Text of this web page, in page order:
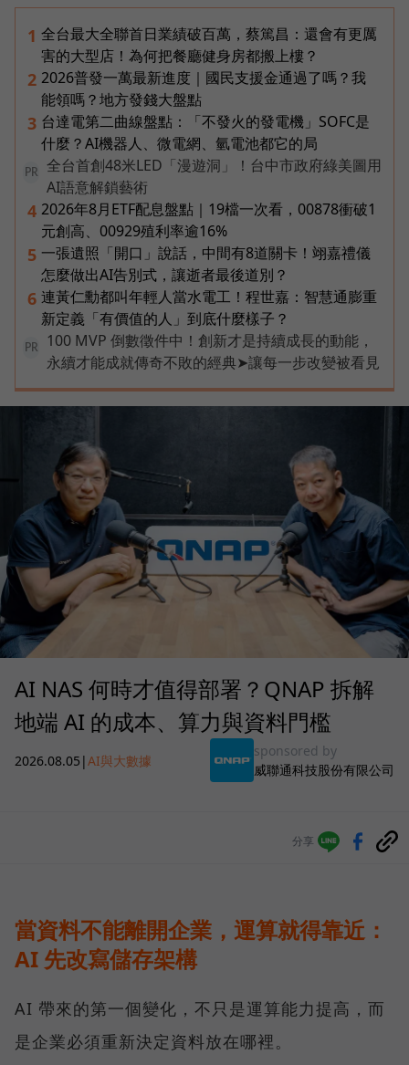
1 全台最大全聯首日業績破百萬，蔡篤昌：還會有更厲
害的大型店！為何把餐廳健身房都搬上樓？
2 2026普發一萬最新進度｜國民支援金通過了嗎？我
能領嗎？地方發錢大盤點
3 台達電第二曲線盤點：「不發火的發電機」SOFC是
什麼？AI機器人、微電網、氫電池都它的局
PR
全台首創48米LED「漫遊洞」！台中市政府綠美圖用
AI語意解鎖藝術
4 2026年8月ETF配息盤點｜19檔一次看，00878衝破1
元創高、00929殖利率逾16%
5 一張遺照「開口」說話，中間有8道關卡！翊嘉禮儀
怎麼做出AI告別式，讓逝者最後道別？
6 連黃仁勳都叫年輕人當水電工！程世嘉：智慧通膨重
新定義「有價值的人」到底什麼樣子？
PR
100 MVP 倒數徵件中！創新才是持續成長的動能，
永續才能成就傳奇不敗的經典➤讓每一步改變被看見
AI NAS 何時才值得部署？QNAP 拆解
地端 AI 的成本、算力與資料門檻
2026.08.05 |AI與大數據
sponsored by
威聯通科技股份有限公司
分享
當資料不能離開企業，運算就得靠近：
AI 先改寫儲存架構
AI 帶來的第一個變化，不只是運算能力提高，而
是企業必須重新決定資料放在哪裡。